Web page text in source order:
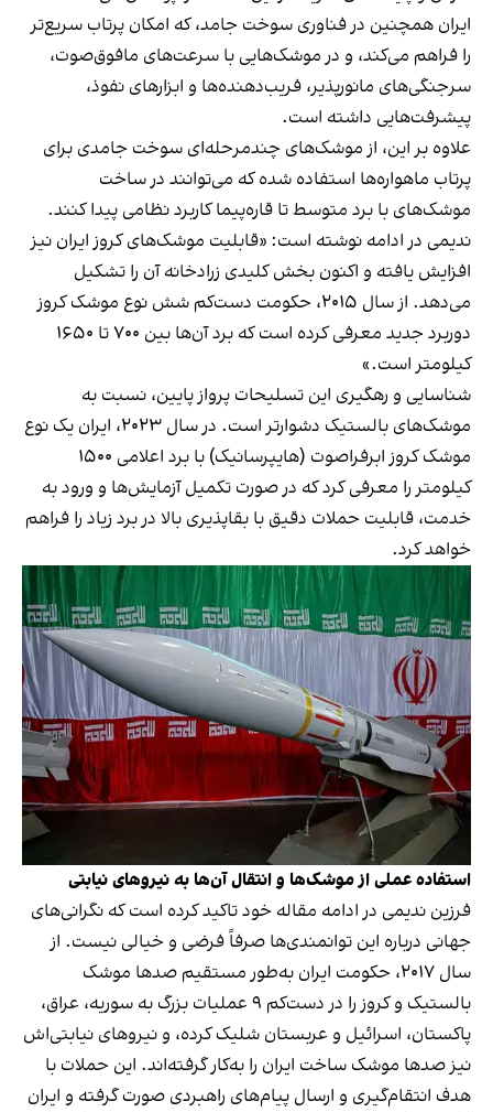
ایران همچنین در فناوری سوخت جامد، که امکان پرتاب سریع‌تر
را فراهم می‌کند، و در موشک‌هایی با سرعت‌های مافوق‌صوت،
سرجنگی‌های مانورپذیر، فریب‌دهنده‌ها و ابزارهای نفوذ،
پیشرفت‌هایی داشته است.
علاوه بر این، از موشک‌های چندمرحله‌ای سوخت جامدی برای
پرتاب ماهواره‌ها استفاده شده‌ که می‌توانند در ساخت
موشک‌های با برد متوسط تا قاره‌پیما کاربرد نظامی پیدا کنند.
ندیمی در ادامه نوشته است: «قابلیت موشک‌های کروز ایران نیز
افزایش یافته و اکنون بخش کلیدی زرادخانه آن را تشکیل
می‌دهد. از سال ۲۰۱۵، حکومت دست‌کم شش نوع موشک کروز
دوربرد جدید معرفی کرده است که برد آن‌ها بین ۷۰۰ تا ۱۶۵۰
کیلومتر است.»
شناسایی و رهگیری این تسلیحات پرواز پایین، نسبت به
موشک‌های بالستیک دشوارتر است. در سال ۲۰۲۳، ایران یک نوع
موشک کروز ابرفراصوت (هایپرسانیک) با برد اعلامی ۱۵۰۰
کیلومتر را معرفی کرد که در صورت تکمیل آزمایش‌ها و ورود به
خدمت، قابلیت حملات دقیق با بقاپذیری بالا در برد زیاد را فراهم
خواهد کرد.
استفاده عملی از موشک‌ها و انتقال آن‌ها به نیروهای نیابتی
فرزین ندیمی در ادامه مقاله خود تاکید کرده است که نگرانی‌های
جهانی درباره این توانمندی‌ها صرفاً فرضی و خیالی نیست. از
سال ۲۰۱۷، حکومت ایران به‌طور مستقیم صدها موشک
بالستیک و کروز را در دست‌کم ۹ عملیات بزرگ به سوریه، عراق،
پاکستان، اسرائیل و عربستان شلیک کرده، و نیروهای نیابتی‌اش
نیز صدها موشک ساخت ایران را به‌کار گرفته‌اند. این حملات با
هدف انتقام‌گیری و ارسال پیام‌های راهبردی صورت گرفته و ایران